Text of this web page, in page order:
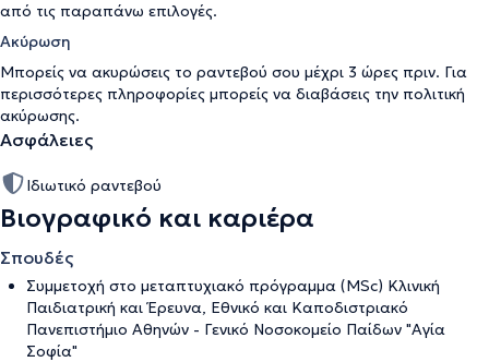
από τις παραπάνω επιλογές.
Ακύρωση
Μπορείς να ακυρώσεις το ραντεβού σου μέχρι 3 ώρες πριν. Για
περισσότερες πληροφορίες μπορείς να διαβάσεις την πολιτική
ακύρωσης.
Ασφάλειες
Ιδιωτικό ραντεβού
Βιογραφικό και καριέρα
Σπουδές
Συμμετοχή στο μεταπτυχιακό πρόγραμμα (MSc) Κλινική
Παιδιατρική και Έρευνα, Εθνικό και Καποδιστριακό
Πανεπιστήμιο Αθηνών - Γενικό Νοσοκομείο Παίδων "Αγία
Σοφία"